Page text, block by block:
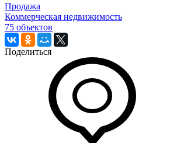
Продажа
Коммерческая недвижимость
75 объектов
Поделиться